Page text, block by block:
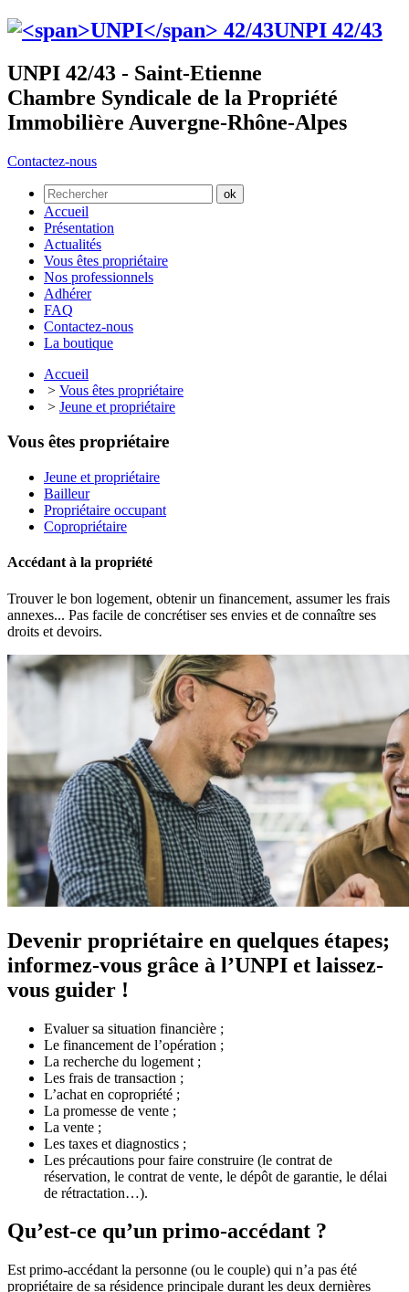
UNPI 42/43
UNPI 42/43 - Saint-Etienne
Chambre Syndicale de la Propriété
Immobilière Auvergne-Rhône-Alpes
Contactez-nous
Accueil
Présentation
Actualités
Vous êtes propriétaire
Nos professionnels
Adhérer
FAQ
Contactez-nous
La boutique
Accueil
> Vous êtes propriétaire
> Jeune et propriétaire
Vous êtes propriétaire
Jeune et propriétaire
Bailleur
Propriétaire occupant
Copropriétaire
Accédant à la propriété
Trouver le bon logement, obtenir un financement, assumer les frais
annexes... Pas facile de concrétiser ses envies et de connaître ses
droits et devoirs.
Devenir propriétaire en quelques étapes;
informez-vous grâce à l’UNPI et laissez-
vous guider !
Evaluer sa situation financière ;
Le financement de l’opération ;
La recherche du logement ;
Les frais de transaction ;
L’achat en copropriété ;
La promesse de vente ;
La vente ;
Les taxes et diagnostics ;
Les précautions pour faire construire (le contrat de
réservation, le contrat de vente, le dépôt de garantie, le délai
de rétractation…).
Qu’est-ce qu’un primo-accédant ?
Est primo-accédant la personne (ou le couple) qui n’a pas été
propriétaire de sa résidence principale durant les deux dernières